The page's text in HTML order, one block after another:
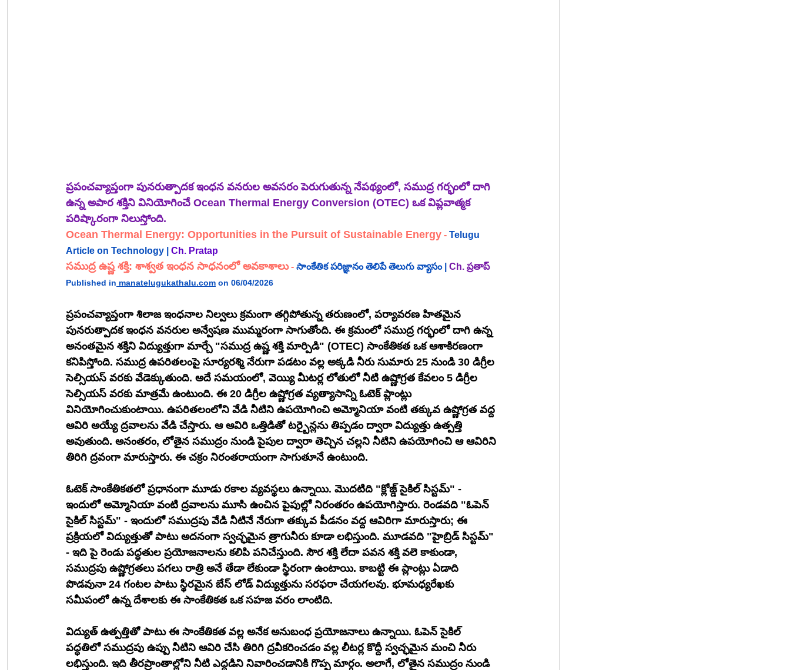
ప్రపంచవ్యాప్తంగా పునరుత్పాదక ఇంధన వనరుల అవసరం పెరుగుతున్న నేపథ్యంలో, సముద్ర గర్భంలో దాగి
ఉన్న అపార శక్తిని వినియోగించే Ocean Thermal Energy Conversion (OTEC) ఒక విప్లవాత్మక
పరిష్కారంగా నిలుస్తోంది.
Ocean Thermal Energy: Opportunities in the Pursuit of Sustainable Energy - Telugu
Article on Technology |
Ch. Pratap
సముద్ర ఉష్ణ శక్తి: శాశ్వత ఇంధన సాధనంలో అవకాశాలు - సాంకేతిక పరిజ్ఞానం తెలిపే తెలుగు వ్యాసం | Ch. ప్రతాప్
Published in manatelugukathalu.com on 06/04/2026
ప్రపంచవ్యాప్తంగా శిలాజ ఇంధనాల నిల్వలు క్రమంగా తగ్గిపోతున్న తరుణంలో, పర్యావరణ హితమైన
పునరుత్పాదక ఇంధన వనరుల అన్వేషణ ముమ్మరంగా సాగుతోంది. ఈ క్రమంలో సముద్ర గర్భంలో దాగి ఉన్న
అనంతమైన శక్తిని విద్యుత్తుగా మార్చే "సముద్ర ఉష్ణ శక్తి మార్పిడి" (OTEC) సాంకేతికత ఒక ఆశాకిరణంగా
కనిపిస్తోంది. సముద్ర ఉపరితలంపై సూర్యరశ్మి నేరుగా పడటం వల్ల అక్కడి నీరు సుమారు 25 నుండి 30 డిగ్రీల
సెల్సియస్ వరకు వేడెక్కుతుంది. అదే సమయంలో, వెయ్యి మీటర్ల లోతులో నీటి ఉష్ణోగ్రత కేవలం 5 డిగ్రీల
సెల్సియస్ వరకు మాత్రమే ఉంటుంది. ఈ 20 డిగ్రీల ఉష్ణోగ్రత వ్యత్యాసాన్ని ఓటెక్ ప్లాంట్లు
వినియోగించుకుంటాయి. ఉపరితలంలోని వేడి నీటిని ఉపయోగించి అమ్మోనియా వంటి తక్కువ ఉష్ణోగ్రత వద్ద
ఆవిరి అయ్యే ద్రవాలను వేడి చేస్తారు. ఆ ఆవిరి ఒత్తిడితో టర్బైన్లను తిప్పడం ద్వారా విద్యుత్తు ఉత్పత్తి
అవుతుంది. అనంతరం, లోతైన సముద్రం నుండి పైపుల ద్వారా తెచ్చిన చల్లని నీటిని ఉపయోగించి ఆ ఆవిరిని
తిరిగి ద్రవంగా మారుస్తారు. ఈ చక్రం నిరంతరాయంగా సాగుతూనే ఉంటుంది.
ఓటెక్ సాంకేతికతలో ప్రధానంగా మూడు రకాల వ్యవస్థలు ఉన్నాయి. మొదటిది "క్లోజ్డ్ సైకిల్ సిస్టమ్" -
ఇందులో అమ్మోనియా వంటి ద్రవాలను మూసి ఉంచిన పైపుల్లో నిరంతరం ఉపయోగిస్తారు. రెండవది "ఓపెన్
సైకిల్ సిస్టమ్" - ఇందులో సముద్రపు వేడి నీటినే నేరుగా తక్కువ పీడనం వద్ద ఆవిరిగా మారుస్తారు; ఈ
ప్రక్రియలో విద్యుత్తుతో పాటు అదనంగా స్వచ్ఛమైన త్రాగునీరు కూడా లభిస్తుంది. మూడవది "హైబ్రిడ్ సిస్టమ్"
- ఇది పై రెండు పద్ధతుల ప్రయోజనాలను కలిపి పనిచేస్తుంది. సౌర శక్తి లేదా పవన శక్తి వలె కాకుండా,
సముద్రపు ఉష్ణోగ్రతలు పగలు రాత్రి అనే తేడా లేకుండా స్థిరంగా ఉంటాయి. కాబట్టి ఈ ప్లాంట్లు ఏడాది
పొడవునా 24 గంటల పాటు స్థిరమైన బేస్ లోడ్ విద్యుత్తును సరఫరా చేయగలవు. భూమధ్యరేఖకు
సమీపంలో ఉన్న దేశాలకు ఈ సాంకేతికత ఒక సహజ వరం లాంటిది.
విద్యుత్ ఉత్పత్తితో పాటు ఈ సాంకేతికత వల్ల అనేక అనుబంధ ప్రయోజనాలు ఉన్నాయి. ఓపెన్ సైకిల్
పద్ధతిలో సముద్రపు ఉప్పు నీటిని ఆవిరి చేసి తిరిగి ద్రవీకరించడం వల్ల లీటర్ల కొద్దీ స్వచ్ఛమైన మంచి నీరు
లభిస్తుంది. ఇది తీరప్రాంతాల్లోని నీటి ఎద్దడిని నివారించడానికి గొప్ప మార్గం. అలాగే, లోతైన సముద్రం నుండి